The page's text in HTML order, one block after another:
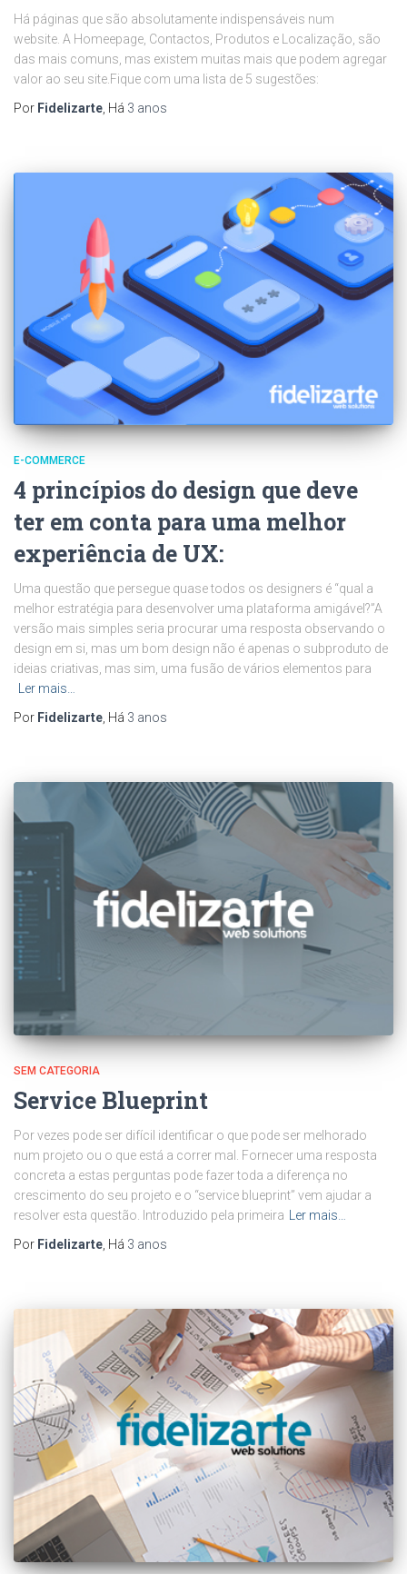
Há páginas que são absolutamente indispensáveis num
website. A Homeepage, Contactos, Produtos e Localização, são
das mais comuns, mas existem muitas mais que podem agregar
valor ao seu site.Fique com uma lista de 5 sugestões:
Por Fidelizarte , Há 3 anos
E-COMMERCE
4 princípios do design que deve
ter em conta para uma melhor
experiência de UX:
Uma questão que persegue quase todos os designers é “qual a
melhor estratégia para desenvolver uma plataforma amigável?”A
versão mais simples seria procurar uma resposta observando o
design em si, mas um bom design não é apenas o subproduto de
ideias criativas, mas sim, uma fusão de vários elementos para
Ler mais…
Por Fidelizarte, Há 3 anos
SEM CATEGORIA
Service Blueprint
Por vezes pode ser difícil identificar o que pode ser melhorado
num projeto ou o que está a correr mal. Fornecer uma resposta
concreta a estas perguntas pode fazer toda a diferença no
crescimento do seu projeto e o “service blueprint” vem ajudar a
resolver esta questão. Introduzido pela primeira
Ler mais…
Por Fidelizarte , Há 3 anos